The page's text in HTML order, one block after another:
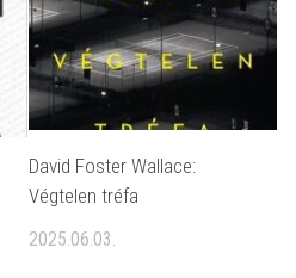
David Foster Wallace:
Végtelen tréfa
2025.06.03.